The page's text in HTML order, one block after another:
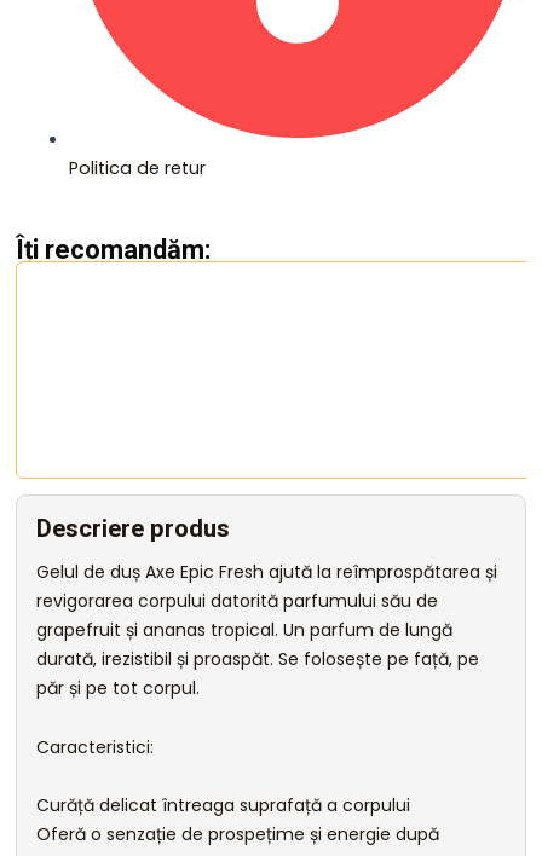
Politica de retur
Îți recomandăm:
Descriere produs
Gelul de duș Axe Epic Fresh ajută la reîmprospătarea și
revigorarea corpului datorită parfumului său de
grapefruit și ananas tropical. Un parfum de lungă
durată, irezistibil și proaspăt. Se folosește pe față, pe
păr și pe tot corpul.
Caracteristici:
Curăță delicat întreaga suprafață a corpului
Oferă o senzație de prospețime și energie după